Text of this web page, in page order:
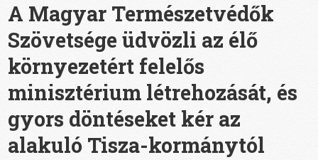
CSATLAKOZZ hozzánk!
Elérhetőségeink
1%
Segítsd a munkánkat!
Adományozz!
A Magyar Természetvédők
Szövetsége üdvözli az élő
környezetért felelős
minisztérium létrehozását, és
gyors döntéseket kér az
alakuló Tisza-kormánytól